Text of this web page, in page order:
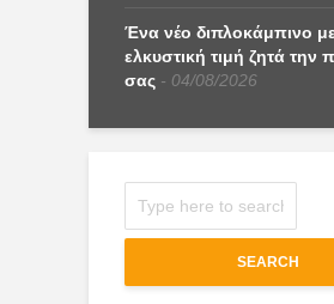
Ένα νέο διπλοκάμπινο με
ελκυστική τιμή ζητά την
σας
04/08/2026
SEARCH